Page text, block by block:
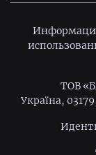
ТОВ
Україна,